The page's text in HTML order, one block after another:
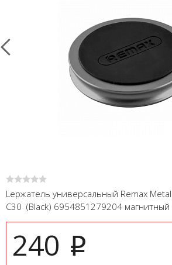
Lержатель универсальный Remax
C30 (Black) 6954851279204 магнитный
240 i